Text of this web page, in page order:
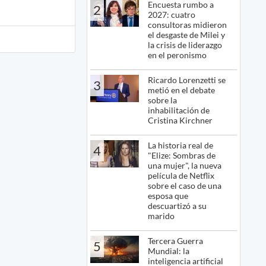
2
Encuesta rumbo a
2027: cuatro
consultoras midieron
el desgaste de Milei y
la crisis de liderazgo
en el peronismo
3
Ricardo Lorenzetti se
metió en el debate
sobre la
inhabilitación de
Cristina Kirchner
4
La historia real de
"Elize: Sombras de
una mujer", la nueva
película de Netflix
sobre el caso de una
esposa que
descuartizó a su
marido
5
Tercera Guerra
Mundial: la
inteligencia artificial